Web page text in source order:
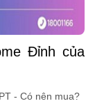
- Có nên mua?